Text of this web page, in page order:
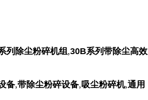
列除尘粉碎机组,30B系列带除尘高效
备,带除尘粉碎设备,吸尘粉碎机,通用